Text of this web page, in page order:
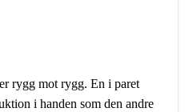
rygg mot rygg. En i paret
i handen som den andre